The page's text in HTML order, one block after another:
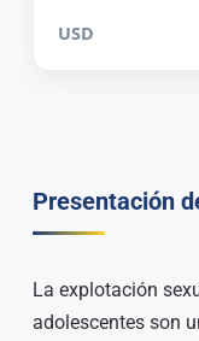
USD
Presentación
La explotación
adolescentes son